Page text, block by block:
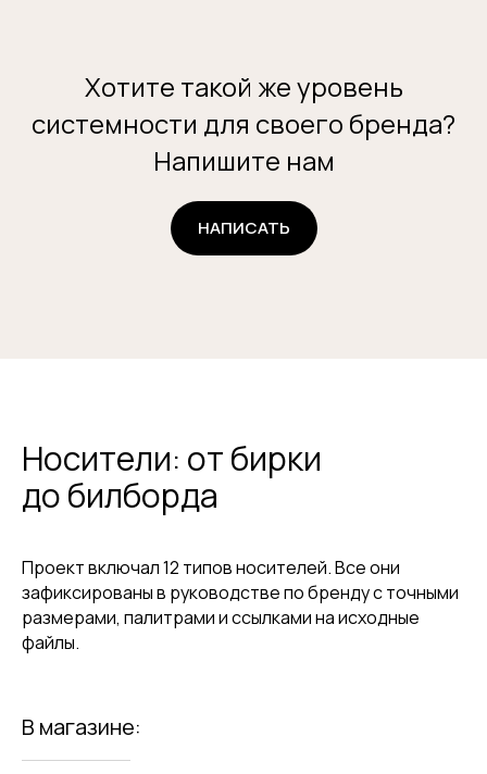
Хотите такой же уровень
системности для своего бренда?
Напишите нам
НАПИСАТЬ
Носители: от бирки
до билборда
Проект включал 12 типов носителей. Все они
зафиксированы в руководстве по бренду с точными
размерами, палитрами и ссылками на исходные
файлы.
В магазине: